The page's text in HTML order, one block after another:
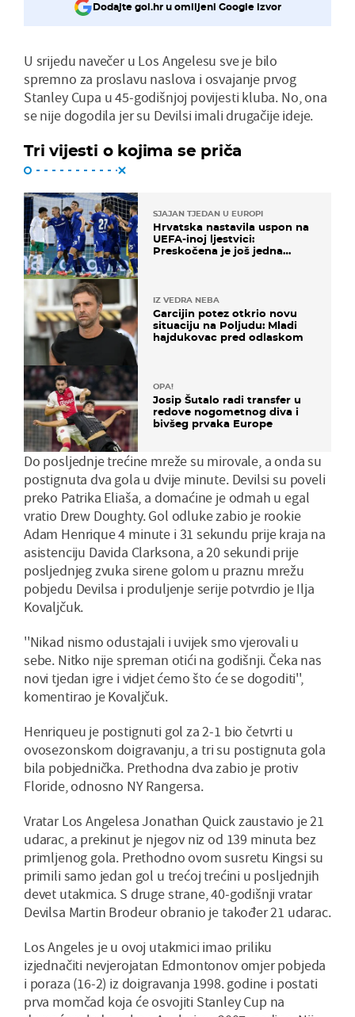
Dodajte gol.hr u omiljeni Google izvor
U srijedu navečer u Los Angelesu sve je bilo
spremno za proslavu naslova i osvajanje prvog
Stanley Cupa u 45-godišnjoj povijesti kluba. No, ona
se nije dogodila jer su Devilsi imali drugačije ideje.
Tri vijesti o kojima se priča
SJAJAN TJEDAN U EUROPI
Hrvatska nastavila uspon na
UEFA-inoj ljestvici:
Preskočena je još jedna
IZ VEDRA NEBA
Garcijin potez otkrio novu
situaciju na Poljudu: Mladi
hajdukovac pred odlaskom
OPA!
Josip Šutalo radi transfer u
redove nogometnog diva i
bivšeg prvaka Europe
Do posljednje trećine mreže su mirovale, a onda su
postignuta dva gola u dvije minute. Devilsi su poveli
preko Patrika Eliaša, a domaćine je odmah u egal
vratio Drew Doughty. Gol odluke zabio je rookie
Adam Henrique 4 minute i 31 sekundu prije kraja na
asistenciju Davida Clarksona, a 20 sekundi prije
posljednjeg zvuka sirene golom u praznu mrežu
pobjedu Devilsa i produljenje serije potvrdio je Ilja
Kovaljčuk.
''Nikad nismo odustajali i uvijek smo vjerovali u
sebe. Nitko nije spreman otići na godišnji. Čeka nas
novi tjedan igre i vidjet ćemo što će se dogoditi'',
komentirao je Kovaljčuk.
Henriqueu je postignuti gol za 2-1 bio četvrti u
ovosezonskom doigravanju, a tri su postignuta gola
bila pobjednička. Prethodna dva zabio je protiv
Floride, odnosno NY Rangersa.
Vratar Los Angelesa Jonathan Quick zaustavio je 21
udarac, a prekinut je njegov niz od 139 minuta bez
primljenog gola. Prethodno ovom susretu Kingsi su
primili samo jedan gol u trećoj trećini u posljednjih
devet utakmica. S druge strane, 40-godišnji vratar
Devilsa Martin Brodeur obranio je također 21 udarac.
Los Angeles je u ovoj utakmici imao priliku
izjednačiti nevjerojatan Edmontonov omjer pobjeda
i poraza (16-2) iz doigravanja 1998. godine i postati
prva momčad koja će osvojiti Stanley Cup na